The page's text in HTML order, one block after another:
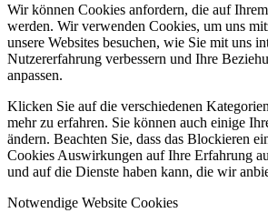
Wir können Cookies anfordern, die auf
werden. Wir verwenden Cookies, um uns
unsere Websites besuchen, wie Sie mit uns
Nutzererfahrung verbessern und Ihre
anpassen.
Klicken Sie auf die verschiedenen
mehr zu erfahren. Sie können auch einige
ändern. Beachten Sie, dass das Blockieren
Cookies Auswirkungen auf Ihre Erfahrung
und auf die Dienste haben kann, die wir
Notwendige Website Cookies